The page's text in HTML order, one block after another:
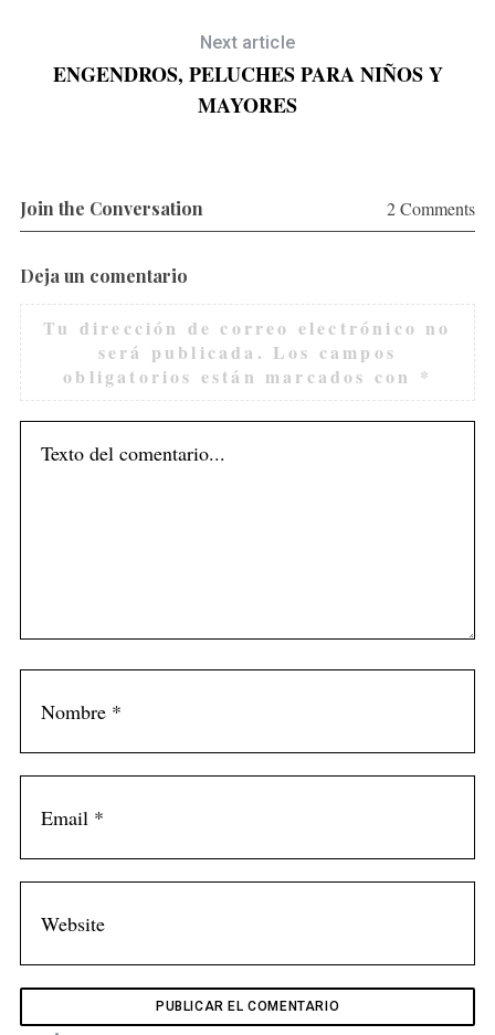
Next article
ENGENDROS, PELUCHES PARA NIÑOS Y
MAYORES
Join the Conversation 2 Comments
Deja un comentario
Tu dirección de correo electrónico no
será publicada. Los campos
obligatorios están marcados con *
S
e
r
c
f